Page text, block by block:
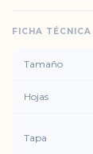
FICHA TÉCNICA
Tamaño
Hojas
Tapa